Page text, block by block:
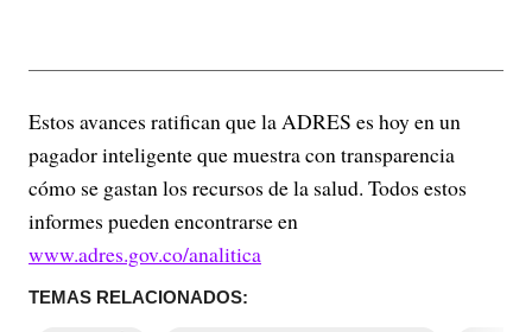
Estos avances ratifican que la ADRES es hoy en un
pagador inteligente que muestra con transparencia
cómo se gastan los recursos de la salud. Todos estos
informes pueden encontrarse en
www.adres.gov.co/analitica
TEMAS RELACIONADOS: